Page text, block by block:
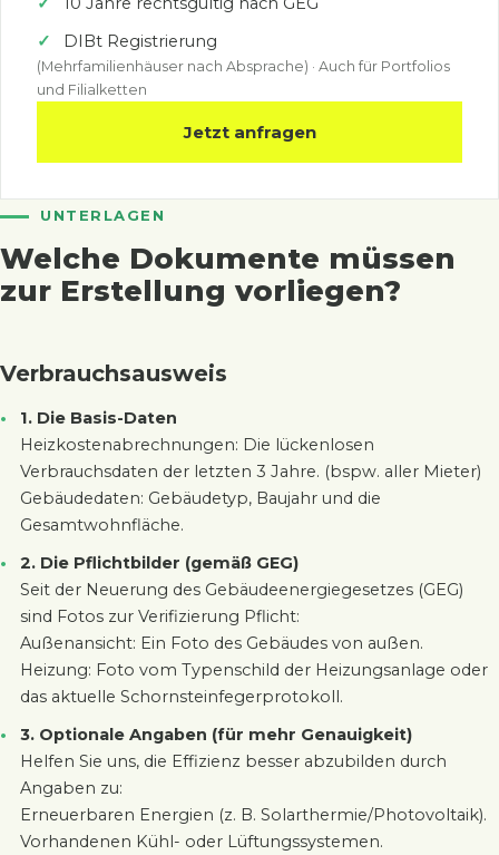
DIBt Registrierung
(Mehrfamilienhäuser nach Absprache) · Auch für Portfolios
und Filialketten
Jetzt anfragen
UNTERLAGEN
Welche Dokumente müssen
zur Erstellung vorliegen?
Verbrauchsausweis
1. Die Basis-Daten
Heizkostenabrechnungen: Die lückenlosen
Verbrauchsdaten der letzten 3 Jahre. (bspw. aller Mieter)
Gebäudedaten: Gebäudetyp, Baujahr und die
Gesamtwohnfläche.
2. Die Pflichtbilder (gemäß GEG)
Seit der Neuerung des Gebäudeenergiegesetzes (GEG)
sind Fotos zur Verifizierung Pflicht:
Außenansicht: Ein Foto des Gebäudes von außen.
Heizung: Foto vom Typenschild der Heizungsanlage oder
das aktuelle Schornsteinfegerprotokoll.
3. Optionale Angaben (für mehr Genauigkeit)
Helfen Sie uns, die Effizienz besser abzubilden durch
Angaben zu:
Erneuerbaren Energien (z. B. Solarthermie/Photovoltaik).
Vorhandenen Kühl- oder Lüftungssystemen.